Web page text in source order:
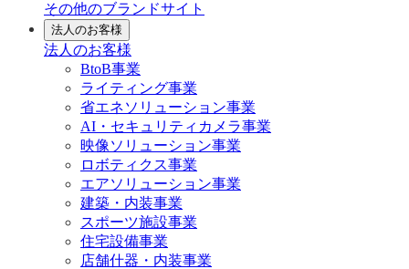
その他のブランドサイト
法人のお客様
法人のお客様
BtoB事業
ライティング事業
省エネソリューション事業
AI・セキュリティカメラ事業
映像ソリューション事業
ロボティクス事業
エアソリューション事業
建築・内装事業
スポーツ施設事業
住宅設備事業
店舗什器・内装事業